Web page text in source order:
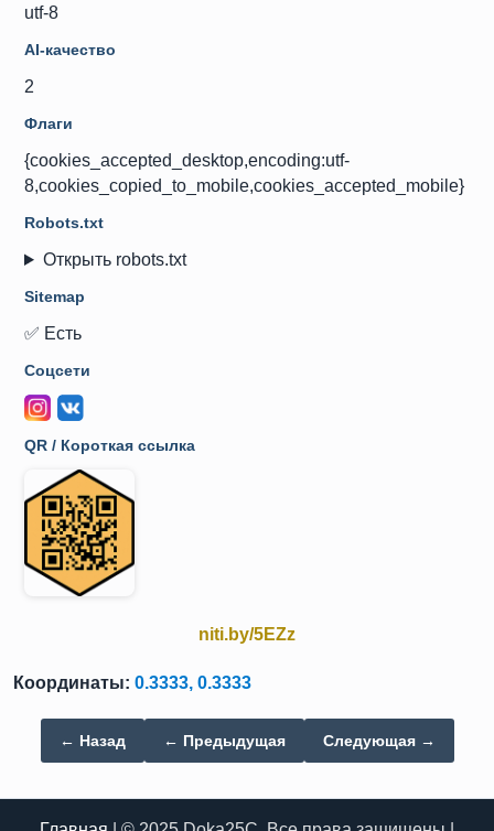
utf-8
AI-качество
2
Флаги
{cookies_accepted_desktop,encoding:utf-
8,cookies_copied_to_mobile,cookies_accepted_mobile}
Robots.txt
Открыть robots.txt
Sitemap
✅ Есть
Соцсети
QR / Короткая ссылка
niti.by/5EZz
Координаты: 0.3333, 0.3333
← Назад ← Предыдущая Следующая →